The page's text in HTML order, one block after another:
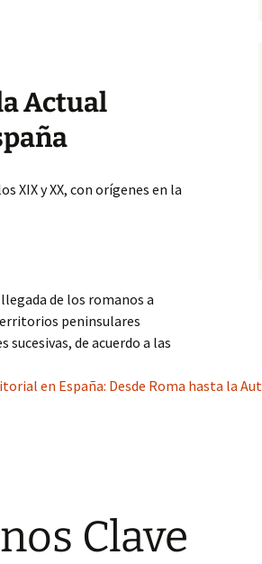
Actual
XIX y XX, con orígenes en la
de los romanos a
peninsulares
sucesivas, de acuerdo a las
en España: Desde Roma hasta la
Clave